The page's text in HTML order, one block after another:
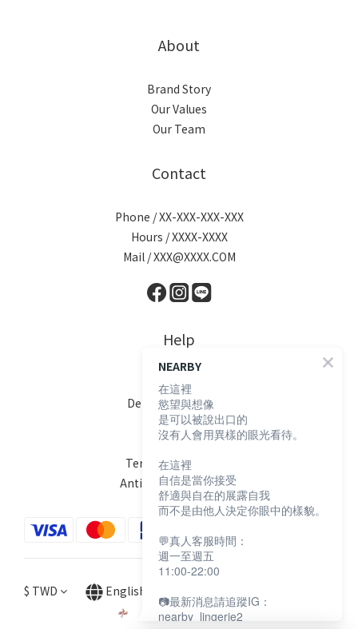
About
Brand Story
Our Values
Our Team
Contact
Phone / XX-XXX-XXX-XXX
Hours / XXXX-XXXX
Mail / XXX@XXXX.COM
Help
FAQ
Delivery & Shipping
Payment
Return Policy
Terms & Conditions
Anti-Fraud Statement
$ TWD English
NEARBY
在這裡
慾望與想像
是可以被說出口的
沒有人會用異樣的眼光看待。
在這裡
自信是當你接受
舒適與自在的展露自我
而不是由他人決定你眼中的樣貌。
💬真人客服時間：
週一至週五
11:00-22:00
📷最新消息請追蹤IG：
nearby_lingerie2